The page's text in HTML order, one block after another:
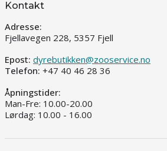
Kontakt
Adresse:
Fjellavegen 228, 5357 Fjell
Epost: dyrebutikken@zooservice.no
Telefon: +47 40 46 28 36
Åpningstider:
Man-Fre: 10.00-20.00
Lørdag: 10.00 - 16.00